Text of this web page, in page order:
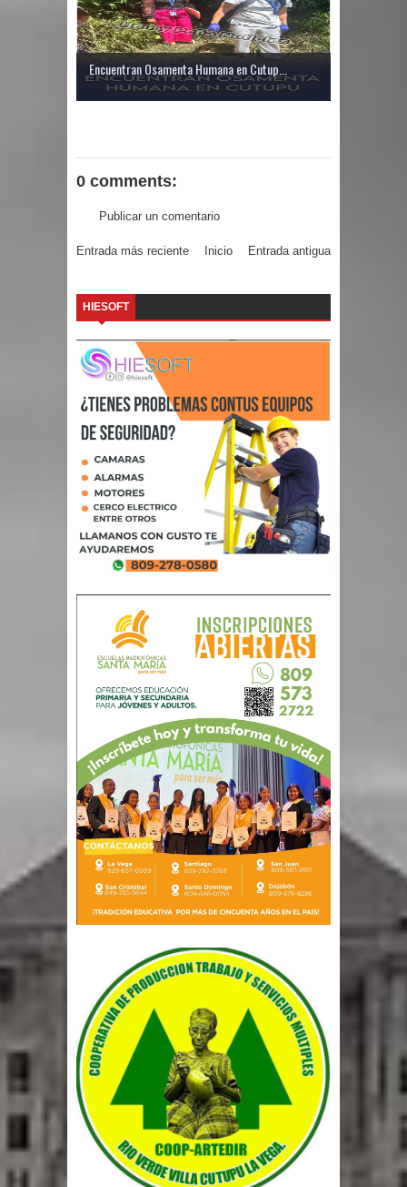
Encuentran Osamenta Humana en Cutup...
0 comments:
Publicar un comentario
Entrada más reciente Entrada antigua
Inicio
HIESOFT